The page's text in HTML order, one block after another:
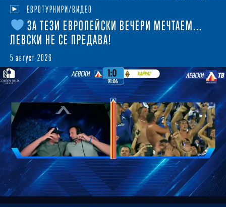
ЕВРОТУРНИРИ/ВИДЕО
ЗА ТЕЗИ ЕВРОПЕЙСКИ ВЕЧЕРИ МЕЧТАЕМ...
ЛЕВСКИ НЕ СЕ ПРЕДАВА!
5 август 2026